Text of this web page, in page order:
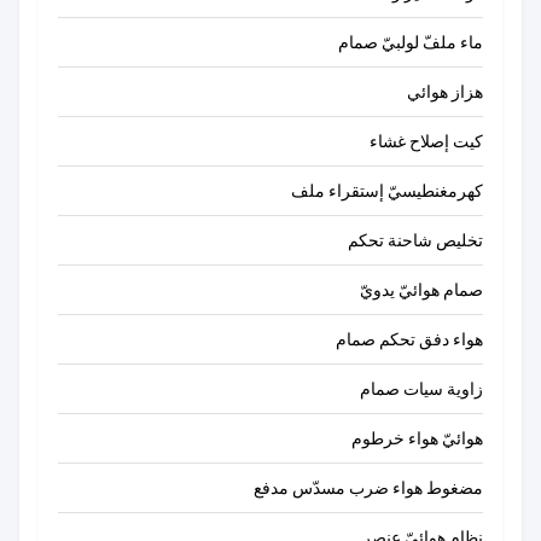
ماء ملفّ لولبيّ صمام
هزاز هوائي
كيت إصلاح غشاء
كهرمغنطيسيّ إستقراء ملف
تخليص شاحنة تحكم
صمام هوائيّ يدويّ
هواء دفق تحكم صمام
زاوية سيات صمام
هوائيّ هواء خرطوم
مضغوط هواء ضرب مسدّس مدفع